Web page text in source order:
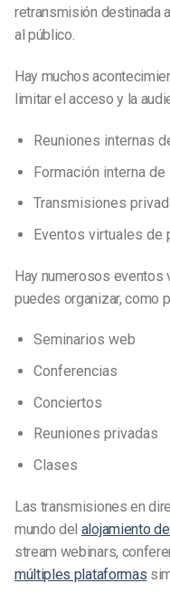
retransmisión destinada
al público.
Hay muchos
limitar el acceso y la
Reuniones internas
Formación interna
Transmisiones
Eventos virtuales de
Hay numerosos eventos
puedes organizar, como
Seminarios web
Conferencias
Conciertos
Reuniones privadas
Clases
Las transmisiones en
mundo del alojamiento
stream webinars,
múltiples plataformas